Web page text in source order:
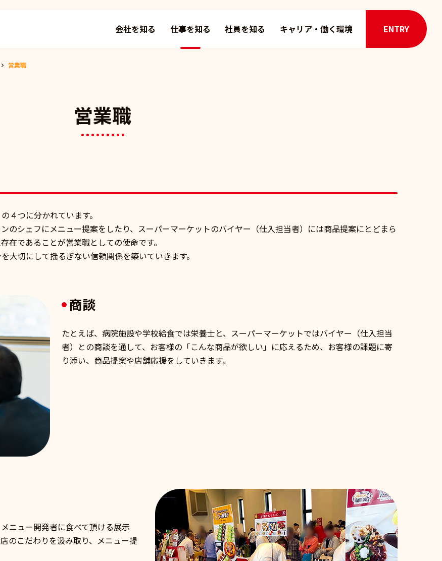
会社を知る 仕事を知る 社員を知る キャリア・働く環境 ENTRY
営業職
営業職
４つに分かれています。
のシェフにメニュー提案をしたり、スーパーマーケットのバイヤー（仕入担当者）には商品提案にとどまら
在であることが営業職としての使命です。
大切にして揺るぎない信頼関係を築いていきます。
商談
たとえば、病院施設や学校給食では栄養士と、スーパーマーケットではバイヤー（仕入担当
者）との商談を通して、お客様の「こんな商品が欲しい」に応えるため、お客様の課題に寄
り添い、商品提案や店舗応援をしていきます。
ニュー開発者に食べて頂ける展示
のこだわりを汲み取り、メニュー提